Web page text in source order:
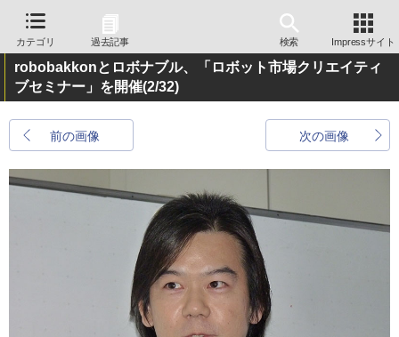
カテゴリ 過去記事 検索 Impressサイト
robobakkonとロボナブル、「ロボット市場クリエイティ
ブセミナー」を開催(2/32)
前の画像 次の画像